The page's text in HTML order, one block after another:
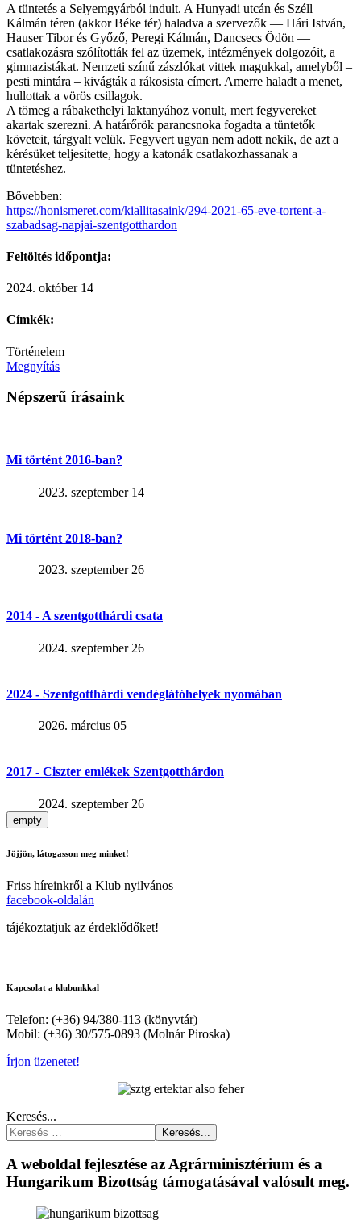
A tüntetés a Selyemgyárból indult. A Hunyadi utcán és Széll
Kálmán téren (akkor Béke tér) haladva a szervezők — Hári István,
Hauser Tibor és Győző, Peregi Kálmán, Dancsecs Ödön —
csatlakozásra szólították fel az üzemek, intézmények dolgozóit, a
gimnazistákat. Nemzeti színű zászlókat vittek magukkal, amelyből –
pesti mintára – kivágták a rákosista címert. Amerre haladt a menet,
hullottak a vörös csillagok.
A tömeg a rábakethelyi laktanyához vonult, mert fegyvereket
akartak szerezni. A határőrök parancsnoka fogadta a tüntetők
követeit, tárgyalt velük. Fegyvert ugyan nem adott nekik, de azt a
kérésüket teljesítette, hogy a katonák csatlakozhassanak a
tüntetéshez.
Bővebben:
https://honismeret.com/kiallitasaink/294-2021-65-eve-tortent-a-
szabadsag-napjai-szentgotthardon
Feltöltés időpontja:
2024. október 14
Címkék:
Történelem
Megnyítás
Népszerű írásaink
Mi történt 2016-ban?
2023. szeptember 14
Mi történt 2018-ban?
2023. szeptember 26
2014 - A szentgotthárdi csata
2024. szeptember 26
2024 - Szentgotthárdi vendéglátóhelyek nyomában
2026. március 05
2017 - Ciszter emlékek Szentgotthárdon
2024. szeptember 26
empty
Jöjjön, látogasson meg minket!
Friss híreinkről a Klub nyilvános
facebook-oldalán
tájékoztatjuk az érdeklődőket!
Kapcsolat a klubunkkal
Telefon: (+36) 94/380-113 (könyvtár)
Mobil: (+36) 30/575-0893 (Molnár Piroska)
Írjon üzenetet!
Keresés...
Keresés...
A weboldal fejlesztése az Agrárminisztérium és a
Hungarikum Bizottság támogatásával valósult meg.